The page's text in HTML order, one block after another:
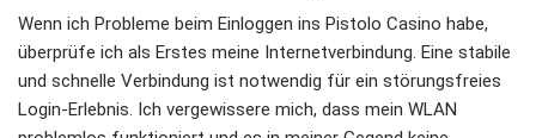
Wenn ich Probleme beim Einloggen ins Pistolo Casino habe,
überprüfe ich als Erstes meine Internetverbindung. Eine stabile
und schnelle Verbindung ist notwendig für ein störungsfreies
Login-Erlebnis. Ich vergewissere mich, dass mein WLAN